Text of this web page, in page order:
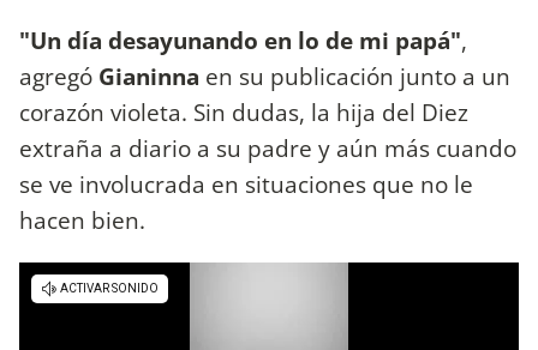
"Un día desayunando en lo de mi papá",
agregó Gianinna en su publicación junto a un
corazón violeta. Sin dudas, la hija del Diez
extraña a diario a su padre y aún más cuando
se ve involucrada en situaciones que no le
hacen bien.